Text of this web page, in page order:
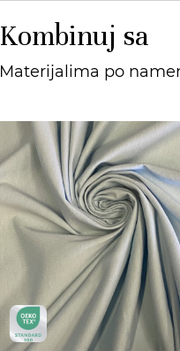
Kombinuj sa
Materijalima po